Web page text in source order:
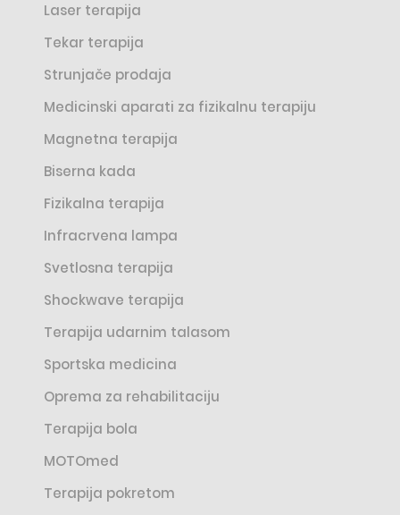
Laser terapija
Tekar terapija
Strunjače prodaja
Medicinski aparati za fizikalnu terapiju
Magnetna terapija
Biserna kada
Fizikalna terapija
Infracrvena lampa
Svetlosna terapija
Shockwave terapija
Terapija udarnim talasom
Sportska medicina
Oprema za rehabilitaciju
Terapija bola
MOTOmed
Terapija pokretom